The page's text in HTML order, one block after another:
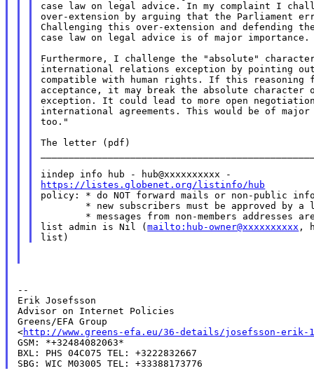
case law on legal advice. In my complaint I
over-extension by arguing that the Parliament
Challenging this over-extension and defending
case law on legal advice is of major importance.
Furthermore, I challenge the "absolute"
international relations exception by pointing
compatible with human rights. If this reasoning
acceptance, it may break the absolute character
exception. It could lead to more open
international agreements. This would be of major
too."
The letter (pdf)
https://listes.globenet.org/listinfo/hub
policy: * do NOT forward mails or non-public
* new subscribers must be approved by a
* messages from non-members addresses
list admin is Nil (mailto:hub-owner@xxxxxxxxxx ,
--
Erik Josefsson
Advisor on Internet Policies
Greens/EFA Group
<http://www.greens-efa.eu/36-details/josefsson-erik-
GSM: *+32484082063*
BXL: PHS 04C075 TEL: +3222832667